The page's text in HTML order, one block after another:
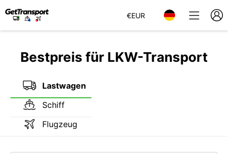
€EUR
Bestpreis für LKW-Transport
Lastwagen
Schiff
Flugzeug